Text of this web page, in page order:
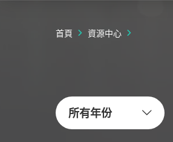
首頁 資源中心
所有年份